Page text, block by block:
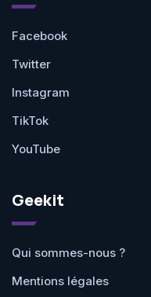
Facebook
Twitter
Instagram
TikTok
YouTube
Geekit
Qui sommes-nous ?
Mentions légales